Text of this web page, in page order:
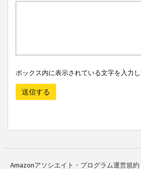
ボックス内に表示されている文字を入力し
送信する
Amazonアソシエイト・プログラム運営規約